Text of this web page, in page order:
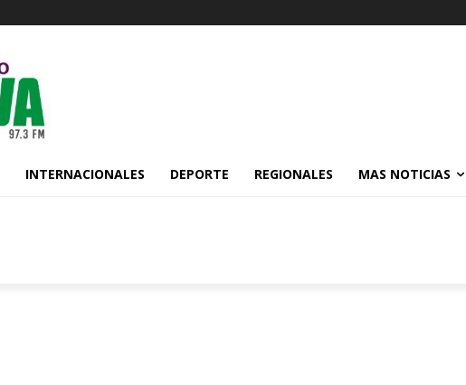
INTERNACIONALES DEPORTE REGIONALES MAS NOTICIAS